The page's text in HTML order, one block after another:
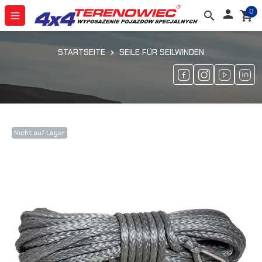
search  shopping_cart
0
STARTSEITE SEILE FÜR SEILWINDEN
Nicht auf Lager